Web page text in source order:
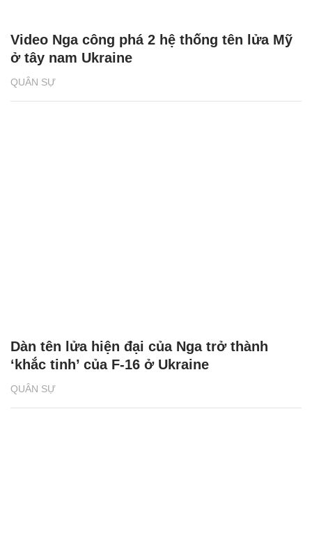
QUÂN SỰ
Video Nga công phá 2 hệ thống tên lửa Mỹ
ở tây nam Ukraine
QUÂN SỰ
Dàn tên lửa hiện đại của Nga trở thành
‘khắc tinh’ của F-16 ở Ukraine